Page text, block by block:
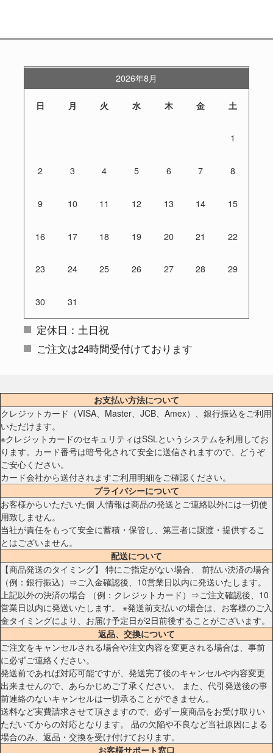
2026年8月
日 月 火 水 木 金 土
1
2 3 4 5 6 7 8
9 10 11 12 13 14 15
16 17 18 19 20 21 22
23 24 25 26 27 28 29
30 31
定休日：土日祝
ご注文は24時間受付けております
お支払い方法について
クレジットカード（VISA、Master、JCB、Amex）、銀行振込をご利用
いただけます。
※クレジットカードのセキュリティはSSLというシステムを利用してお
ります。カード番号は暗号化されて安全に送信されますので、どうぞ
ご安心ください。
カード会社から送付されますご利用明細をご確認ください。
プライバシーについて
お客様からいただいた個 人情報は商品の発送とご連絡以外には一切使
用致しません。
当社が責任をもって安全に蓄積・保管し、第三者に譲渡・提供するこ
とはございません。
配送について
【商品発送のタイミング】 特にご指定がない場合、 前払い決済の場合
（例：銀行振込）⇒ご入金確認後、10営業日以内に発送いたします。
上記以外の決済の場合 （例：クレジットカード）⇒ご注文確認後、10
営業日以内に発送いたします。 ※発送前支払いの場合は、お客様のご入
金タイミングにより、お届け予定日が2日前後することがございます。
返品、交換について
ご注文をキャンセルされる場合や注文内容を変更される場合は、事前
に必ずご連絡ください。
発送前であれば対応可能ですが、発送完了後のキャンセルや内容変更
出来ませんので、あらかじめご了承ください。 また、代引発送後の事
前連絡のないキャンセルは一切承ることができません。
送料など実費請求させて頂きますので、必ず一度商品をお受け取りい
ただいてからの対応となります。 品の欠陥や不良など当社原因による
場合のみ、返品・交換を受け付けております。
お客様サポート窓口